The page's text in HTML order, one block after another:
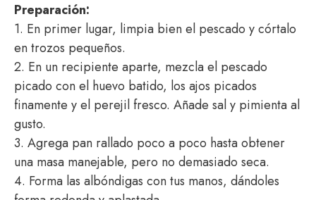
Preparación:
1. En primer lugar, limpia bien el pescado y córtalo
en trozos pequeños.
2. En un recipiente aparte, mezcla el pescado
picado con el huevo batido, los ajos picados
finamente y el perejil fresco. Añade sal y pimienta al
gusto.
3. Agrega pan rallado poco a poco hasta obtener
una masa manejable, pero no demasiado seca.
4. Forma las albóndigas con tus manos, dándoles